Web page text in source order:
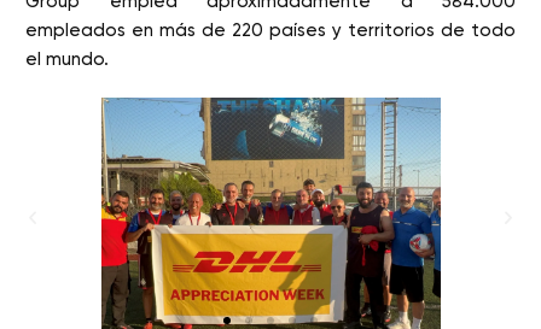
empleados en más de 220 países y territorios de todo
el mundo.